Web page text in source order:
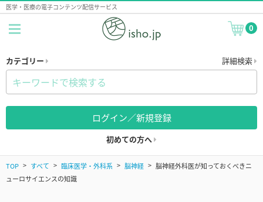
医学・医療の電子コンテンツ配信サービス
0
カテゴリー 詳細検索
ログイン／新規登録
初めての方へ
TOP すべて 臨床医学・外科系 脳神経
脳神経外科医が知っておくべきニ
ューロサイエンスの知識